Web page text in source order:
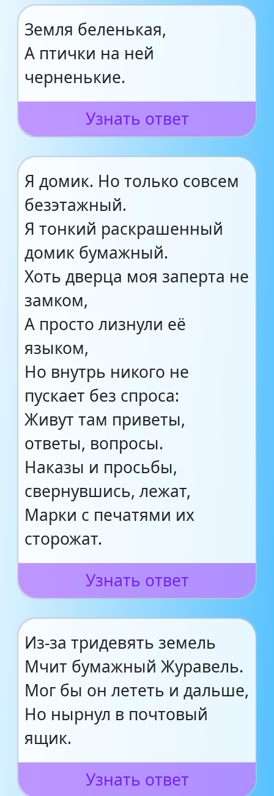
Земля беленькая,
А птички на ней
черненькие.
Узнать ответ
Я домик. Но только совсем
безэтажный.
Я тонкий раскрашенный
домик бумажный.
Хоть дверца моя заперта не
замком,
А просто лизнули её
языком,
Но внутрь никого не
пускает без спроса:
Живут там приветы,
ответы, вопросы.
Наказы и просьбы,
свернувшись, лежат,
Марки с печатями их
сторожат.
Узнать ответ
Из-за тридевять земель
Мчит бумажный Журавель.
Мог бы он лететь и дальше,
Но нырнул в почтовый
ящик.
Узнать ответ